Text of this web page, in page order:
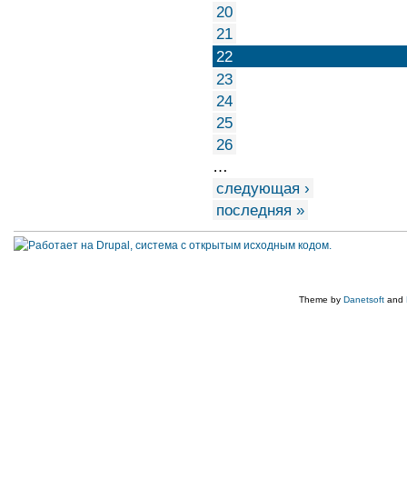
20
21
22
23
24
25
26
…
следующая ›
последняя »
Theme by Danetsoft and